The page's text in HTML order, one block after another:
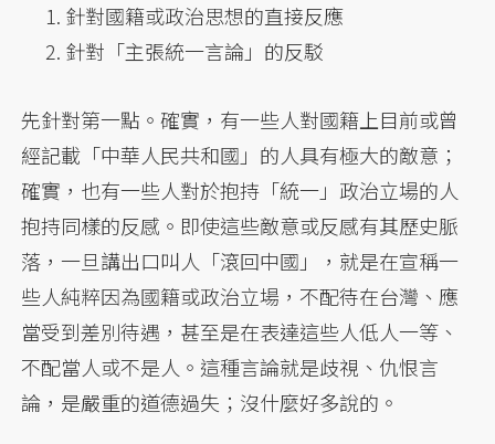
針對國籍或政治思想的直接反應
針對「主張統一言論」的反駁
先針對第一點。確實，有一些人對國籍上目前或曾
經記載「中華人民共和國」的人具有極大的敵意；
確實，也有一些人對於抱持「統一」政治立場的人
抱持同樣的反感。即使這些敵意或反感有其歷史脈
落，一旦講出口叫人「滾回中國」，就是在宣稱一
些人純粹因為國籍或政治立場，不配待在台灣、應
當受到差別待遇，甚至是在表達這些人低人一等、
不配當人或不是人。這種言論就是歧視、仇恨言
論，是嚴重的道德過失；沒什麼好多說的。